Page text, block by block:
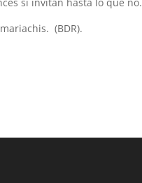
sí invitan hasta lo que no.
(BDR).